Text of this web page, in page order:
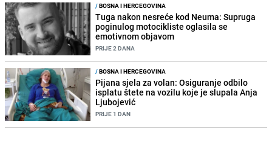
/BOSNA I HERCEGOVINA
Tuga nakon nesreće kod Neuma: Supruga
poginulog motocikliste oglasila se
emotivnom objavom
PRIJE 2 DANA
/BOSNA I HERCEGOVINA
Pijana sjela za volan: Osiguranje odbilo
isplatu štete na vozilu koje je slupala Anja
Ljubojević
PRIJE 1 DAN